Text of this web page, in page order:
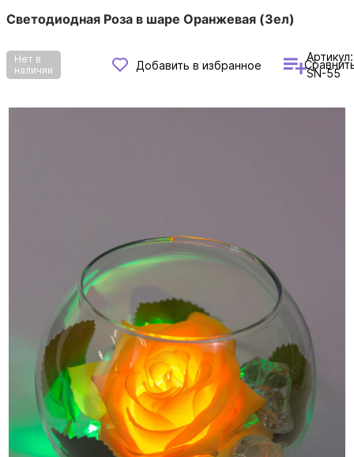
Светодиодная Роза в шаре Оранжевая (Зел)
Нет в
наличии
Добавить в избранное
Артикул:
SN-55